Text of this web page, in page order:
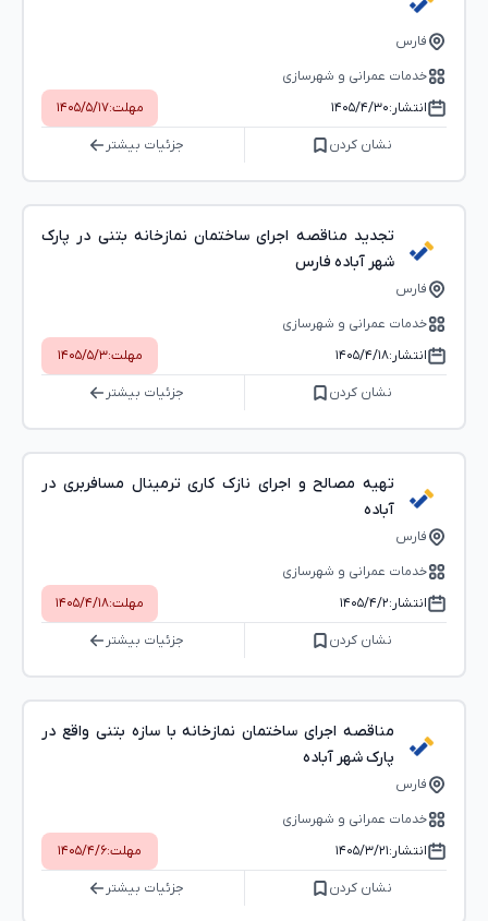
فارس
خدمات عمرانی و شهرسازی
انتشار:۱۴۰۵/۴/۳۰ مهلت:۱۴۰۵/۵/۱۷
نشان کردن جزئیات بیشتر
تجدید مناقصه اجرای ساختمان نمازخانه بتنی در پارک
شهر آباده فارس
فارس
خدمات عمرانی و شهرسازی
انتشار:۱۴۰۵/۴/۱۸ مهلت:۱۴۰۵/۵/۳
نشان کردن جزئیات بیشتر
تهیه مصالح و اجرای نازک کاری ترمینال مسافربری در
آباده
فارس
خدمات عمرانی و شهرسازی
انتشار:۱۴۰۵/۴/۲ مهلت:۱۴۰۵/۴/۱۸
نشان کردن جزئیات بیشتر
مناقصه اجرای ساختمان نمازخانه با سازه بتنی واقع در
پارک شهر آباده
فارس
خدمات عمرانی و شهرسازی
انتشار:۱۴۰۵/۳/۲۱ مهلت:۱۴۰۵/۴/۶
نشان کردن جزئیات بیشتر